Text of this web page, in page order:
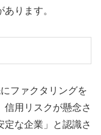
ります。
ファクタリングを
信用リスクが懸念さ
定な企業」と認識さ